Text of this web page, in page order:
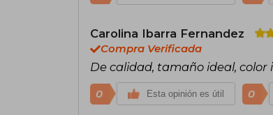
Carolina Ibarra Fernandez
Compra Verificada
De calidad, tamaño ideal, color
0 Esta opinión es útil 0